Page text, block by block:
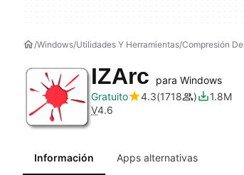
Windows Utilidades Y Herramientas Compresión
IZArc
para Windows
Gratuito
4.3 1718
1.8M
V4.6
Información Apps alternativas